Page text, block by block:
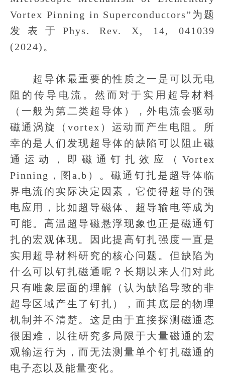
Vortex Pinning in Superconductors”为题
发表于Phys. Rev. X, 14, 041039
(2024)。
超导体最重要的性质之一是可以无电
阻的传导电流。然而对于实用超导材料
（一般为第二类超导体），外电流会驱动
磁通涡旋（vortex）运动而产生电阻。所
幸的是人们发现超导体的缺陷可以阻止磁
通运动，即磁通钉扎效应（Vortex
Pinning，图a,b）。磁通钉扎是超导体临
界电流的实际决定因素，它使得超导的强
电应用，比如超导磁体、超导输电等成为
可能。高温超导磁悬浮现象也正是磁通钉
扎的宏观体现。因此提高钉扎强度一直是
实用超导材料研究的核心问题。但缺陷为
什么可以钉扎磁通呢？长期以来人们对此
只有唯象层面的理解（认为缺陷导致的非
超导区域产生了钉扎），而其底层的物理
机制并不清楚。这是由于直接探测磁通态
很困难，以往研究多局限于大量磁通的宏
观输运行为，而无法测量单个钉扎磁通的
电子态以及能量变化。